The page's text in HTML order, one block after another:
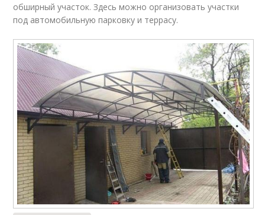
обширный участок. Здесь можно организовать участки
под автомобильную парковку и террасу.